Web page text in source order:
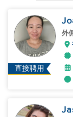
直接聘用
外